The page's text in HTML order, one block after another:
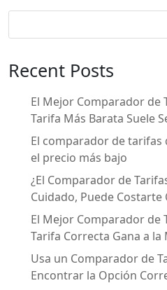
e
b
o
o
k
er l p
ar
Recent Posts
El Mejor Comparador de
Tarifa Más Barata Suele
El comparador de tarifas
el precio más bajo
¿El Comparador de
Cuidado, Puede Costarte
El Mejor Comparador de
Tarifa Correcta Gana a la
Usa un Comparador de
Encontrar la Opción